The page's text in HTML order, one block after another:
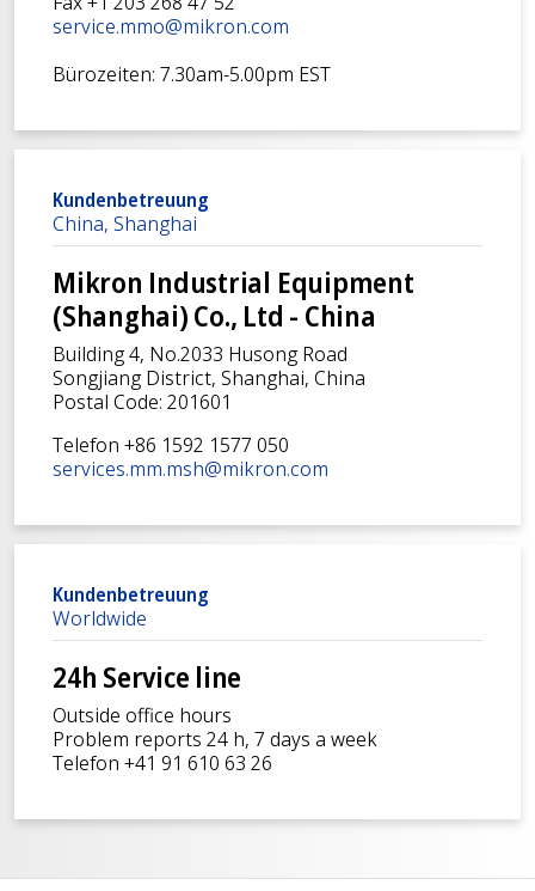
service.mmo@mikron.com
Bürozeiten: 7.30am-5.00pm EST
Kundenbetreuung
China, Shanghai
Mikron Industrial Equipment
(Shanghai) Co., Ltd - China
Building 4, No.2033 Husong Road
Songjiang District, Shanghai, China
Postal Code: 201601
Telefon +86 1592 1577 050
services.mm.msh@mikron.com
Kundenbetreuung
Worldwide
24h Service line
Outside office hours
Problem reports 24 h, 7 days a week
Telefon +41 91 610 63 26